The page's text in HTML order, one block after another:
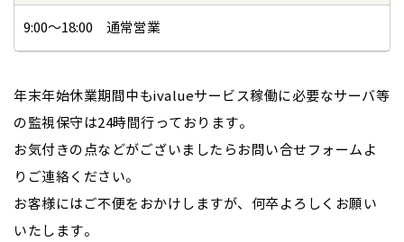
9:00～18:00 通常営業
年末年始休業期間中もivalueサービス稼働に必要なサーバ等
の監視保守は24時間行っております。
お気付きの点などがございましたらお問い合せフォームよ
りご連絡ください。
お客様にはご不便をおかけしますが、何卒よろしくお願い
いたします。